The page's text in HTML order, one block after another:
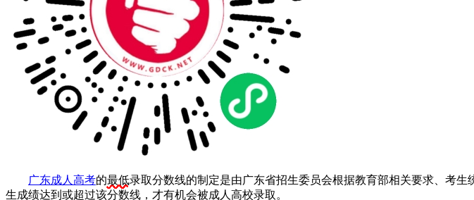
卓
广东成人高考的最低录取分数线的制定是由广东省招生委员会根据教育部相关要求、考
生成绩达到或超过该分数线，才有机会被成人高校录取。